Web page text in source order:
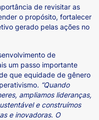
de revisitar as
o propósito, fortalecer
gerado pelas ações no
de
um passo importante
que equidade de gênero
. “Quando
ampliamos lideranças,
e construímos
e inovadoras. O